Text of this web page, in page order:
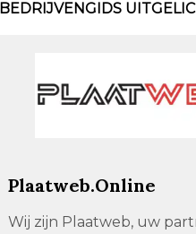
BEDRIJVENGIDS
Plaatweb.Online
Wij zijn Plaatweb, uw